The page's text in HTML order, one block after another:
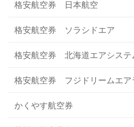
格安航空券 日本航空
格安航空券 ソラシドエア
格安航空券 北海道エアシステ
格安航空券 フジドリームエア
かくやす航空券